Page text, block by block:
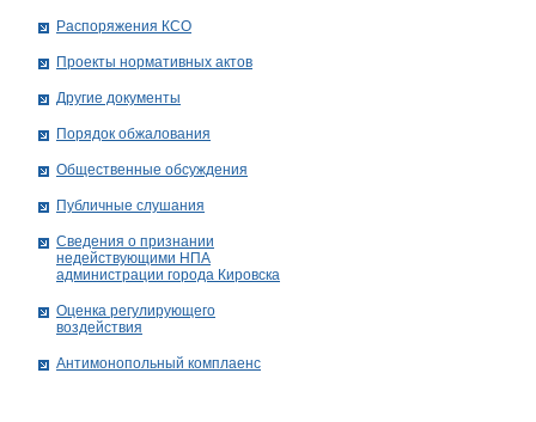
Распоряжения КСО
Проекты нормативных актов
Другие документы
Порядок обжалования
Общественные обсуждения
Публичные слушания
Сведения о признании
недействующими НПА
администрации города Кировскa
Оценка регулирующего
воздействия
Антимонопольный комплаенс